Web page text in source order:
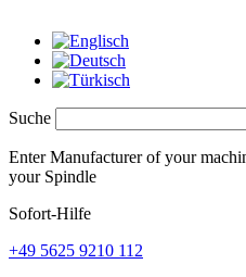
Suche
Enter Manufacturer of your
your Spindle
Sofort-Hilfe
+49 5625 9210 112